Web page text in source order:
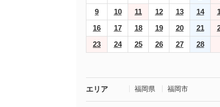
9
10 11 12 13 14
16
17 18 19 20 21
23
24 25 26 27 28
エリア 福岡県 福岡市